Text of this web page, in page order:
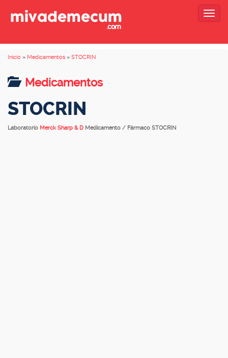
Inicio » Medicamentos » STOCRIN
Medicamentos
STOCRIN
Laboratorio Merck Sharp & D Medicamento / Fármaco STOCRIN